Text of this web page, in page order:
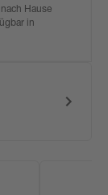
cmHause
in